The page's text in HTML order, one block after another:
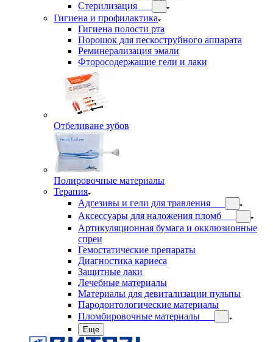
Стерилизация
Гигиена и профилактика
Гигиена полости рта
Порошок для пескоструйного аппарата
Реминерализация эмали
Фторосодержащие гели и лаки
Отбеливане зубов
Полировочные материалы
Терапия
Адгезивы и гели для травления
Аксессуары для наложения пломб
Артикуляционная бумага и окклюзионные
спреи
Гемостатические препараты
Диагностика кариеса
Защитные лаки
Лечебные материалы
Материалы для девитализации пульпы
Пародонтологические материалы
Пломбировочные материалы
Еще